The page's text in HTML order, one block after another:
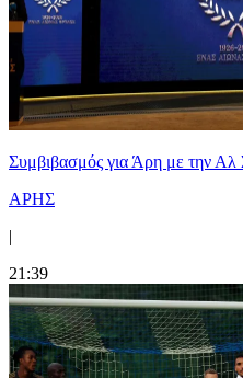
Συμβιβασμός για Άρη με την Αλ
ΑΡΗΣ
|
21:39